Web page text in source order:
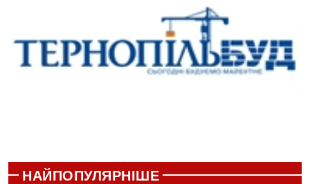
НАЙПОПУЛЯРНІШЕ